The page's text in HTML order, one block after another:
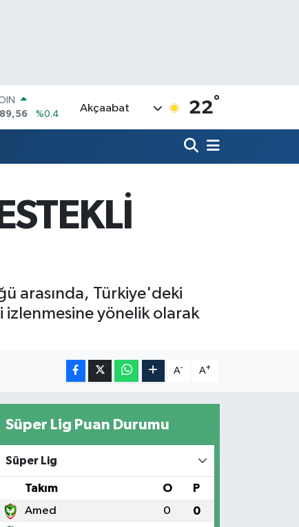
%0.01
%0
Akçaabat 22°
arasında, Türkiye'deki
izlenmesine yönelik olarak
A- A+
Süper Lig Puan Durumu
Süper Lig
Takım O P
Amed 0 0